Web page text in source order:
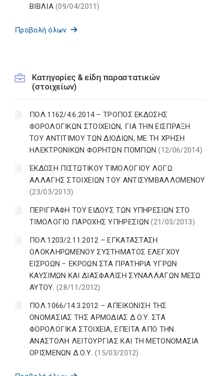
ΒΙΒΛΙΑ(09/04/2011)
Προβολή όλων
Κατηγορίες & είδη παραστατικών
(στοιχείων)
ΠΟΛ.1162/4.6.2014 – ΤΡΟΠΟΣ ΕΚΔΟΣΗΣ
ΦΟΡΟΛΟΓΙΚΩΝ ΣΤΟΙΧΕΙΩΝ, ΓΙΑ ΤΗΝ ΕΙΣΠΡΑΞΗ
ΤΟΥ ΑΝΤΙΤΙΜΟΥ ΤΩΝ ΔΙΟΔΙΩΝ, ΜΕ ΤΗ ΧΡΗΣΗ
ΗΛΕΚΤΡΟΝΙΚΩΝ ΦΟΡΗΤΩΝ ΠΟΜΠΩΝ(12/06/2014)
ΈΚΔΟΣΗ ΠΙΣΤΩΤΙΚΟΥ ΤΙΜΟΛΟΓΙΟΥ ΛΟΓΩ
ΑΛΛΑΓΗΣ ΣΤΟΙΧΕΙΩΝ ΤΟΥ ΑΝΤΙΣΥΜΒΑΛΛΟΜΕΝΟΥ
(23/03/2013)
ΠΕΡΙΓΡΑΦΗ ΤΟΥ ΕΙΔΟΥΣ ΤΩΝ ΥΠΗΡΕΣΙΩΝ ΣΤΟ
ΤΙΜΟΛΟΓΙΟ ΠΑΡΟΧΗΣ ΥΠΗΡΕΣΙΩΝ(21/03/2013)
ΠΟΛ.1203/2.11.2012 – ΕΓΚΑΤΑΣΤΑΣΗ
ΟΛΟΚΛΗΡΩΜΕΝΟΥ ΣΥΣΤΗΜΑΤΟΣ ΕΛΕΓΧΟΥ
ΕΙΣΡΟΩΝ − ΕΚΡΟΩΝ ΣΤΑ ΠΡΑΤΗΡΙΑ ΥΓΡΩΝ
ΚΑΥΣΙΜΩΝ ΚΑΙ ΔΙΑΣΦΑΛΙΣΗ ΣΥΝΑΛΛΑΓΩΝ ΜΕΣΩ
ΑΥΤΟΥ.(28/11/2012)
ΠΟΛ.1066/14.3.2012 – ΑΠΕΙΚΟΝΙΣΗ ΤΗΣ
ΟΝΟΜΑΣΙΑΣ ΤΗΣ ΑΡΜΟΔΙΑΣ Δ.Ο.Υ. ΣΤΑ
ΦΟΡΟΛΟΓΙΚΑ ΣΤΟΙΧΕΙΑ, ΕΠΕΙΤΑ ΑΠΟ ΤΗΝ
ΑΝΑΣΤΟΛΗ ΛΕΙΤΟΥΡΓΙΑΣ ΚΑΙ ΤΗ ΜΕΤΟΝΟΜΑΣΙΑ
ΟΡΙΣΜΕΝΩΝ Δ.Ο.Υ.(15/03/2012)